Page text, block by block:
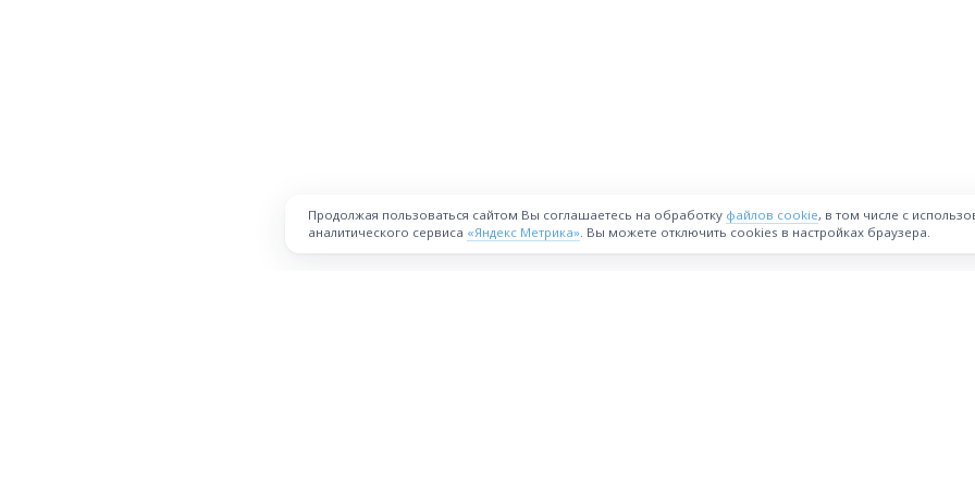
Продолжая пользоваться сайтом Вы соглашаетесь на обработку файлов cookie, в том числе с
аналитического сервиса «Яндекс Метрика». Вы можете отключить cookies в настройках браузера.